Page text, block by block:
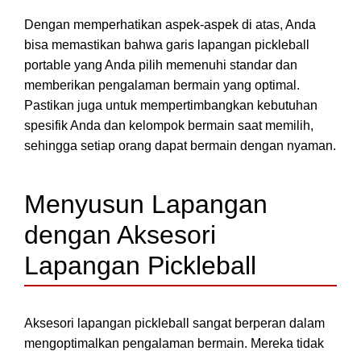
Dengan memperhatikan aspek-aspek di atas, Anda
bisa memastikan bahwa garis lapangan pickleball
portable yang Anda pilih memenuhi standar dan
memberikan pengalaman bermain yang optimal.
Pastikan juga untuk mempertimbangkan kebutuhan
spesifik Anda dan kelompok bermain saat memilih,
sehingga setiap orang dapat bermain dengan nyaman.
Menyusun Lapangan
dengan Aksesori
Lapangan Pickleball
Aksesori lapangan pickleball sangat berperan dalam
mengoptimalkan pengalaman bermain. Mereka tidak